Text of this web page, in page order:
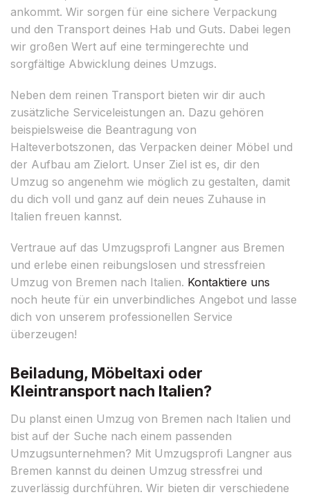
ankommt. Wir sorgen für eine sichere Verpackung
und den Transport deines Hab und Guts. Dabei legen
wir großen Wert auf eine termingerechte und
sorgfältige Abwicklung deines Umzugs.
Neben dem reinen Transport bieten wir dir auch
zusätzliche Serviceleistungen an. Dazu gehören
beispielsweise die Beantragung von
Halteverbotszonen, das Verpacken deiner Möbel und
der Aufbau am Zielort. Unser Ziel ist es, dir den
Umzug so angenehm wie möglich zu gestalten, damit
du dich voll und ganz auf dein neues Zuhause in
Italien freuen kannst.
Vertraue auf das Umzugsprofi Langner aus Bremen
und erlebe einen reibungslosen und stressfreien
Umzug von Bremen nach Italien. Kontaktiere uns
noch heute für ein unverbindliches Angebot und lasse
dich von unserem professionellen Service
überzeugen!
Beiladung, Möbeltaxi oder
Kleintransport nach Italien?
Du planst einen Umzug von Bremen nach Italien und
bist auf der Suche nach einem passenden
Umzugsunternehmen? Mit Umzugsprofi Langner aus
Bremen kannst du deinen Umzug stressfrei und
zuverlässig durchführen. Wir bieten dir verschiedene